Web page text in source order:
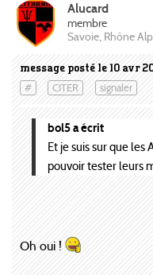
message posté le 10 avr
# CITER signaler
Alucard
membre
Savoie, Rhône
bol5 a écrit
Et je suis sur que
pouvoir tester leurs
Oh oui !